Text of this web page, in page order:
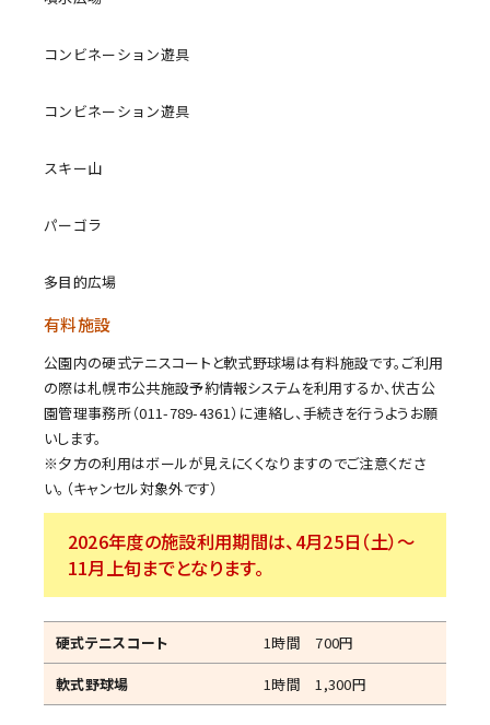
コンビネーション遊具
コンビネーション遊具
スキー山
パーゴラ
多目的広場
有料施設
公園内の硬式テニスコートと軟式野球場は有料施設です。ご利用
の際は札幌市公共施設予約情報システムを利用するか、伏古公
園管理事務所（011-789-4361）に連絡し、手続きを行うようお願
いします。
※夕方の利用はボールが見えにくくなりますのでご注意くださ
い。（キャンセル対象外です）
2026年度の施設利用期間は、4月25日（土）～
11月上旬までとなります。
硬式テニスコート
1時間 700円
軟式野球場
1時間 1,300円